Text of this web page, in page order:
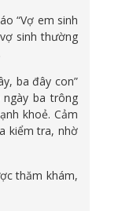
“Vợ em sinh
sinh thường
ba đây con”
ba trông
khoẻ. Cảm
kiểm tra, nhờ
thăm khám,